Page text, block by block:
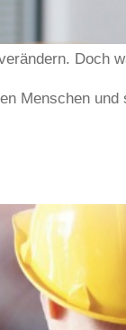
Doch
Menschen und